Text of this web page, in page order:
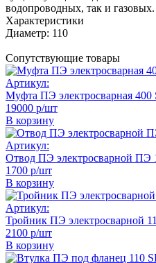
водопроводных, так и газовых.
Характеристики
Диаметр: 110
Сопутствующие товары
Артикул:
Муфта ПЭ электросварная 400
19000 р/шт
В корзину
Артикул:
Отвод ПЭ электросварной ПЭ
1700 р/шт
В корзину
Артикул:
Тройник ПЭ электросварной
2100 р/шт
В корзину